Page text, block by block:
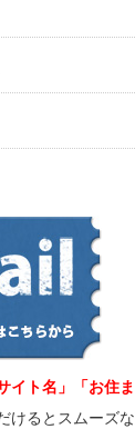
イト名」「お住
けるとスムーズ